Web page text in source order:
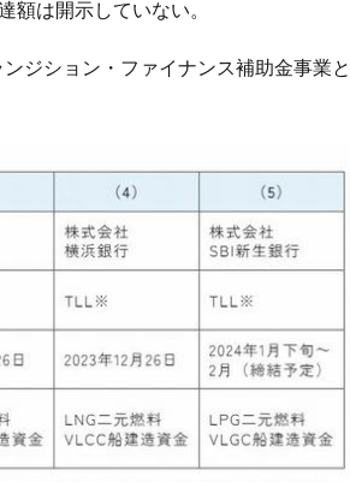
額は開示していない。
ジション・ファイナンス補助金事業と